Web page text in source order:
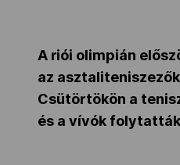
NOB
Társszervezetek
A riói olimpián
az
Csütörtökön a
és a vívók